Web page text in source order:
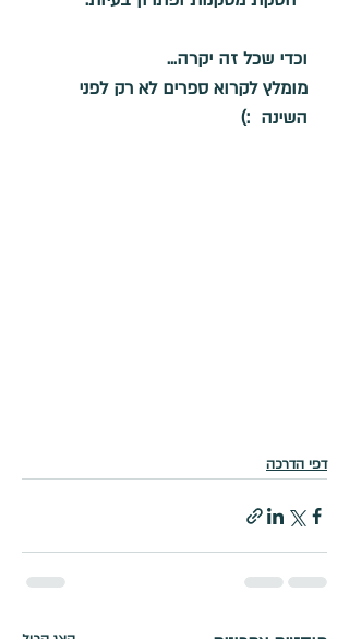
וכדי שכל זה יקרה...
מומלץ לקרוא ספרים לא רק לפני
השינה  :)
דפי הדרכה